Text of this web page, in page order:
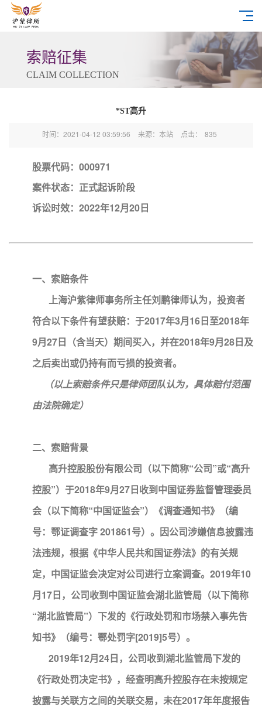
索赔征集
CLAIM COLLECTION
*ST高升
时间：2021-04-12 03:59:56 来源：本站 点击： 835
股票代码：000971
案件状态：正式起诉阶段
诉讼时效：2022年12月20日
一、索赔条件
上海沪紫律师事务所主任刘鹏律师认为，投资者
符合以下条件有望获赔：于2017年3月16日至2018年
9月27日（含当天）期间买入，并在2018年9月28日及
之后卖出或仍持有而亏损的投资者。
（以上索赔条件只是律师团队认为，具体赔付范围
由法院确定）
二、索赔背景
高升控股股份有限公司（以下简称“公司”或“高升
控股”）于2018年9月27日收到中国证券监督管理委员
会（以下简称“中国证监会”）《调查通知书》（编
号：鄂证调查字 201861号）。因公司涉嫌信息披露违
法违规，根据《中华人民共和国证券法》的有关规
定，中国证监会决定对公司进行立案调查。2019年10
月17日，公司收到中国证监会湖北监管局（以下简称
“湖北监管局”）下发的《行政处罚和市场禁入事先告
知书》（编号：鄂处罚字[2019]5号）。
2019年12月24日，公司收到湖北监管局下发的
《行政处罚决定书》，经查明高升控股存在未按规定
披露与关联方之间的关联交易，未在2017年年度报告